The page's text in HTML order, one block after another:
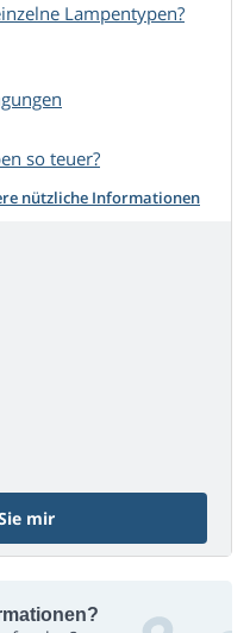
Lampentypen?
so teuer?
nützliche Informationen
mir